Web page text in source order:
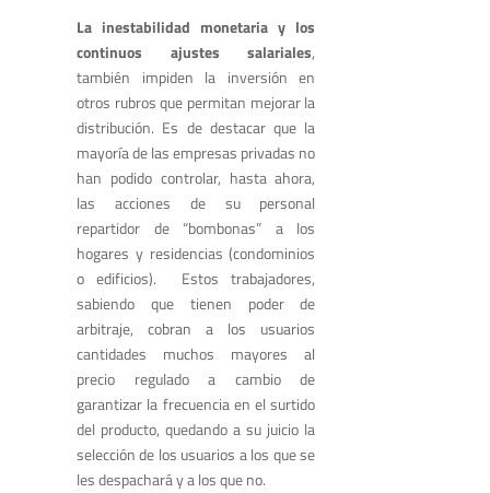
La inestabilidad monetaria y los
continuos ajustes salariales,
también impiden la inversión en
otros rubros que permitan mejorar la
distribución. Es de destacar que la
mayoría de las empresas privadas no
han podido controlar, hasta ahora,
las acciones de su personal
repartidor de “bombonas” a los
hogares y residencias (condominios
o edificios). Estos trabajadores,
sabiendo que tienen poder de
arbitraje, cobran a los usuarios
cantidades muchos mayores al
precio regulado a cambio de
garantizar la frecuencia en el surtido
del producto, quedando a su juicio la
selección de los usuarios a los que se
les despachará y a los que no.